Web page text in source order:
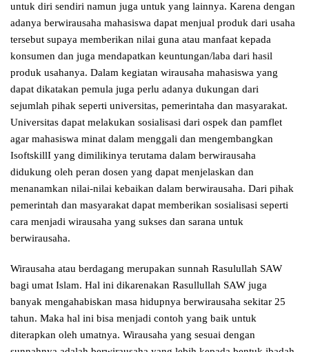
untuk diri sendiri namun juga untuk yang lainnya. Karena dengan
adanya berwirausaha mahasiswa dapat menjual produk dari usaha
tersebut supaya memberikan nilai guna atau manfaat kepada
konsumen dan juga mendapatkan keuntungan/laba dari hasil
produk usahanya. Dalam kegiatan wirausaha mahasiswa yang
dapat dikatakan pemula juga perlu adanya dukungan dari
sejumlah pihak seperti universitas, pemerintaha dan masyarakat.
Universitas dapat melakukan sosialisasi dari ospek dan pamflet
agar mahasiswa minat dalam menggali dan mengembangkan
IsoftskillI yang dimilikinya terutama dalam berwirausaha
didukung oleh peran dosen yang dapat menjelaskan dan
menanamkan nilai-nilai kebaikan dalam berwirausaha. Dari pihak
pemerintah dan masyarakat dapat memberikan sosialisasi seperti
cara menjadi wirausaha yang sukses dan sarana untuk
berwirausaha.
Wirausaha atau berdagang merupakan sunnah Rasulullah SAW
bagi umat Islam. Hal ini dikarenakan Rasullullah SAW juga
banyak mengahabiskan masa hidupnya berwirausaha sekitar 25
tahun. Maka hal ini bisa menjadi contoh yang baik untuk
diterapkan oleh umatnya. Wirausaha yang sesuai dengan